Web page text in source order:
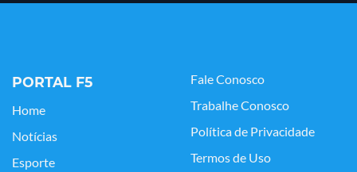
PORTAL F5
Home
Notícias
Esporte
Fale Conosco
Trabalhe Conosco
Política de Privacidade
Termos de Uso